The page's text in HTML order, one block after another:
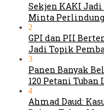
Sekjen KAKI Jadi
Minta
2
GPI dan PII
Jadi Topik
3
Panen Banyak
120 Petani Tuban
4
Ahmad Daud: